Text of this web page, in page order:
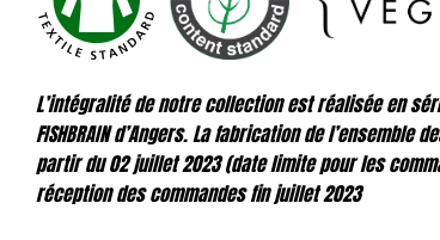
L’intégralité de notre collection est réalisée en
FISHBRAIN d’Angers. La fabrication de l’ensemble
partir du 02 juillet 2023 (date limite pour les
réception des commandes fin juillet 2023